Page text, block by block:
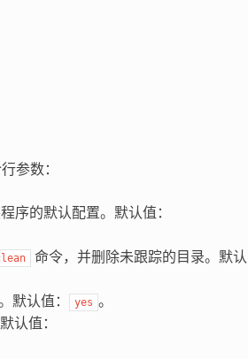
参数：
序的默认配置。默认值：
命令，并删除未跟踪的目录。默认
默认值： yes 。
认值：